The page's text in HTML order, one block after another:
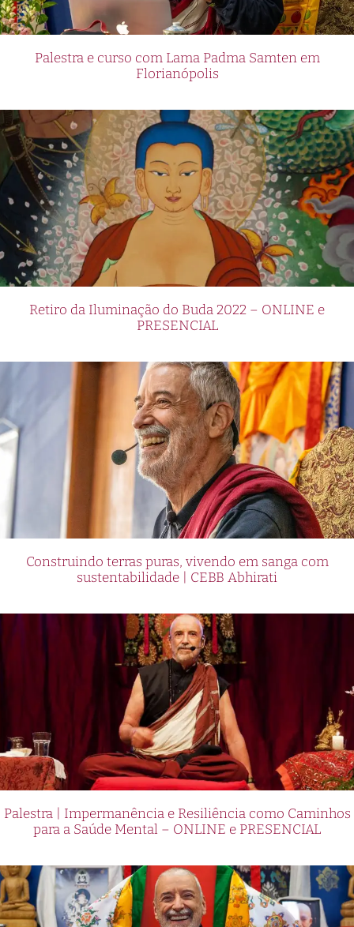
Palestra e curso com Lama Padma Samten em
Florianópolis
Retiro da Iluminação do Buda 2022 – ONLINE e
PRESENCIAL
Construindo terras puras, vivendo em sanga com
sustentabilidade | CEBB Abhirati
Palestra | Impermanência e Resiliência como Caminhos
para a Saúde Mental – ONLINE e PRESENCIAL